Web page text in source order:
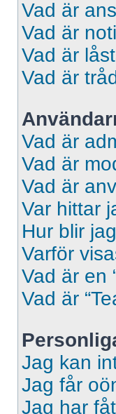
Vad är
Vad är
Vad är
Vad är
Vad är
Vad är
Vad är
Var hittar
Hur blir
Varför
Vad är en
Vad är
Jag kan
Jag får
Jag har